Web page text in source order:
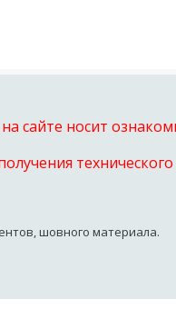
сайте носит
шовного материала.